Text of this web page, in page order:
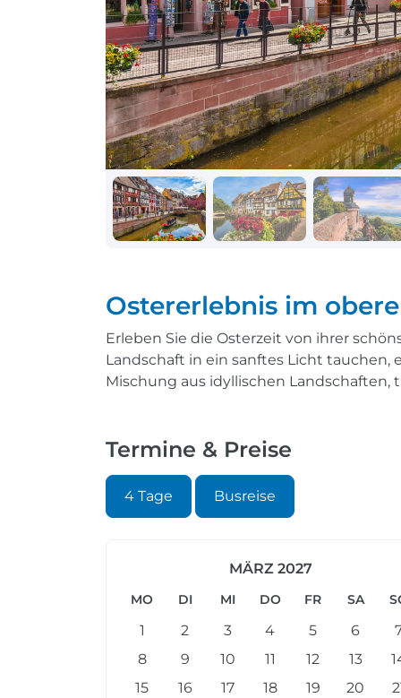
Reisen mit
Durchführungsgarantie
Letzte Plätze sichern
Reisen mit
Durchführungsgarantie
Letzte Plätze sichern
Landausflüge buchen
Ostererlebnis im
Erleben Sie die Osterzeit von ihrer
Landschaft in ein sanftes Licht tauchen,
Mischung aus idyllischen Landschaften,
Termine & Preise
4 Tage Busreise
MÄRZ 2027
MO DI MI DO FR SA
1 2 3 4 5 6
8
9 10 11 12 13
15
16 17 18 19 20